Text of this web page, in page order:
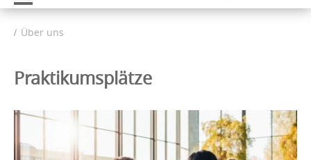
Über uns
Praktikumsplätze